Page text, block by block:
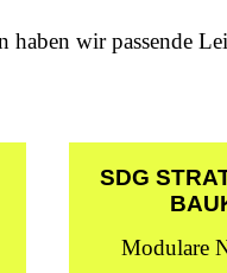
wir passende
SDG
Modulare